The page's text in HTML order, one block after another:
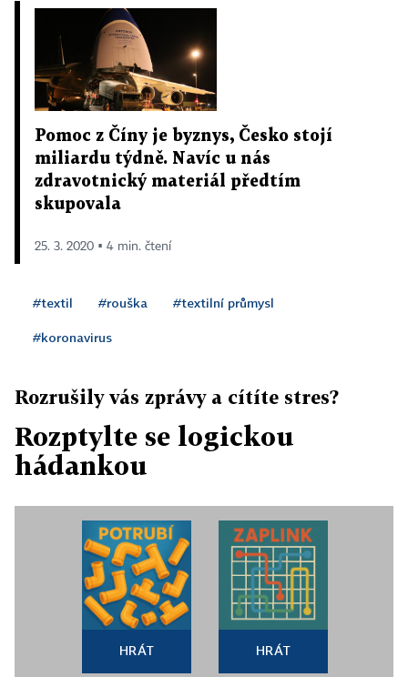
Pomoc z Číny je byznys, Česko stojí
miliardu týdně. Navíc u nás
zdravotnický materiál předtím
skupovala
25. 3. 2020 ▪ 4 min. čtení
#textil #rouška #textilní průmysl
#koronavirus
Rozrušily vás zprávy a cítíte stres?
Rozptylte se logickou
hádankou
HRÁT HRÁT